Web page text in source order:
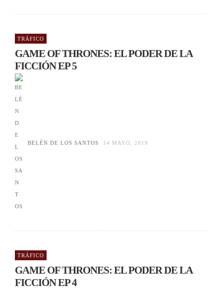
TRÁFICO
GAME OF THRONES: EL PODER DE LA
FICCIÓN EP 5
BELÉN DE LOS SANTOS 14 MAYO, 2019
TRÁFICO
GAME OF THRONES: EL PODER DE LA
FICCIÓN EP 4